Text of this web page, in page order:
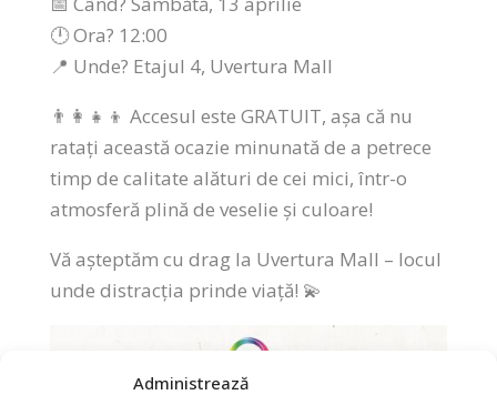
Administrează
🕛 Ora? 12:00
📍 Unde? Etajul 4, Uvertura Mall
👨‍👩‍👧‍👦 Accesul este GRATUIT, așa că nu
ratați această ocazie minunată de a petrece
timp de calitate alături de cei mici, într-o
atmosferă plină de veselie și culoare!
Vă așteptăm cu drag la Uvertura Mall – locul
unde distracția prinde viață! 💫